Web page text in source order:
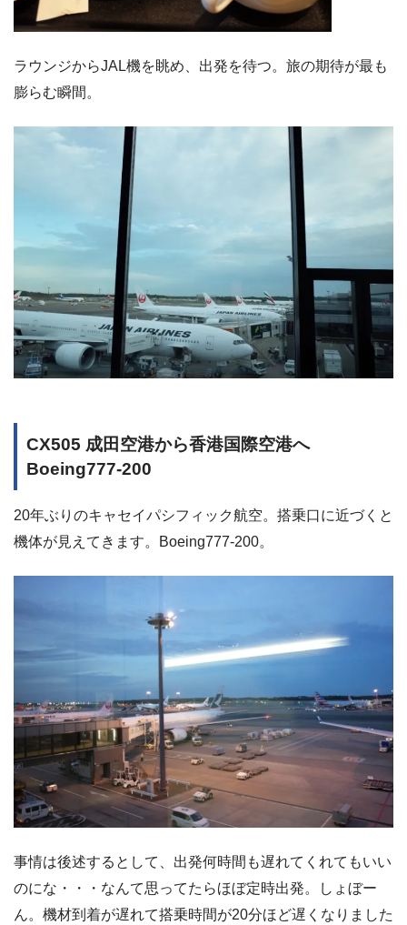
ラウンジからJAL機を眺め、出発を待つ。旅の期待が最も
膨らむ瞬間。
CX505 成田空港から香港国際空港へ
Boeing777-200
20年ぶりのキャセイパシフィック航空。搭乗口に近づくと
機体が見えてきます。Boeing777-200。
事情は後述するとして、出発何時間も遅れてくれてもいい
のにな・・・なんて思ってたらほぼ定時出発。しょぼー
ん。機材到着が遅れて搭乗時間が20分ほど遅くなりました